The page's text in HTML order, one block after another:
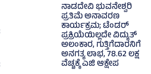
ನಾಡದೇವಿ ಭುವನೇಶ್ವರಿ
ಪ್ರತಿಮೆ ಅನಾವರಣ
ಕಾರ್ಯಕ್ರಮ; ಟೆಂಡರ್
ಪ್ರಕ್ರಿಯೆಯಿಲ್ಲದೇ ವಿದ್ಯುತ್‌
ಅಲಂಕಾರ, ಗುತ್ತಿಗೆದಾರನಿಗೆ
ಅನಗತ್ಯ ಲಾಭ, 78.62 ಲಕ್ಷ
ವೆಚ್ಚಕ್ಕೆ ಎಜಿ ಆಕ್ಷೇಪ